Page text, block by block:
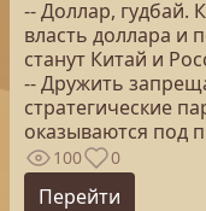
-- Доллар, гудбай.
власть доллара и
станут Китай и
-- Дружить
стратегические
оказываются под
100 0
Перейти